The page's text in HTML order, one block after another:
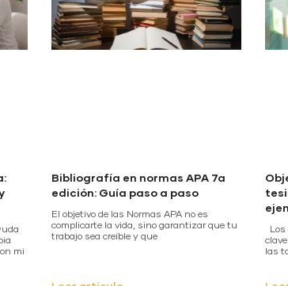
mi
Bibliografía en normas APA 7a
edición: Guía paso a paso
El objetivo de las Normas APA no es
complicarte la vida, sino garantizar que tu
trabajo sea creíble y que
Los
las